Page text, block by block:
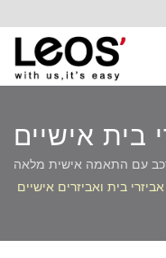
בית אישיים
אישית
עם התאמה אישית מלאה
של OEM/ODM
אביזרי בית ואביזרים אישיים